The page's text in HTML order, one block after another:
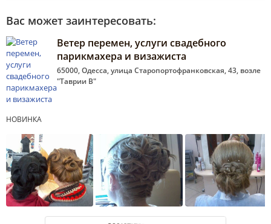
Вас может заинтересовать:
Ветер перемен, услуги свадебного
парикмахера и визажиста
65000, Одесса, улица Старопортофранковская, 43, возле
"Таврии В"
НОВИНКА